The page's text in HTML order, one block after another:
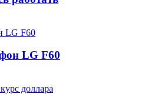
LG F60